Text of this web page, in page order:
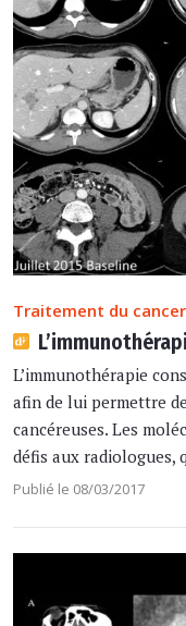
Traitement du cancer
L’immunothérapie
afin de lui permettre
cancéreuses. Les
défis aux radiologues,
Publié le 08/03/2017